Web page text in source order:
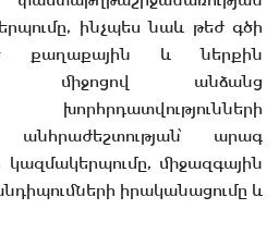
ինչպես նաև թեժ գծի
քաղաքային և ներքին
միջոցով անձանց
արագ
միջազգային
իրականացումը և